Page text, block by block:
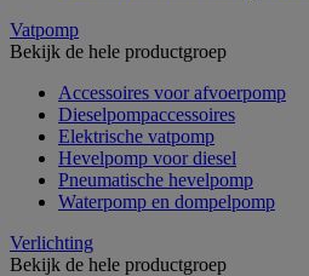
Vatpomp
Bekijk de hele productgroep
Accessoires voor afvoerpomp
Dieselpompaccessoires
Elektrische vatpomp
Hevelpomp voor diesel
Pneumatische hevelpomp
Waterpomp en dompelpomp
Verlichting
Bekijk de hele productgroep